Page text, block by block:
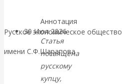
Русское экономическое общество
имени С.Ф.Шарапова
Skip to content
30 Июл 2026Цифровая
экономика
Валентин
Аннотация
Статья
посвящена
русскому
купцу,